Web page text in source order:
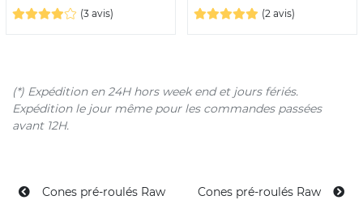
(3 avis)
(2 avis)
(*) Expédition en 24H hors week end et jours fériés.
Expédition le jour même pour les commandes passées
avant 12H.
Cones pré-roulés Raw
Cones pré-roulés Raw